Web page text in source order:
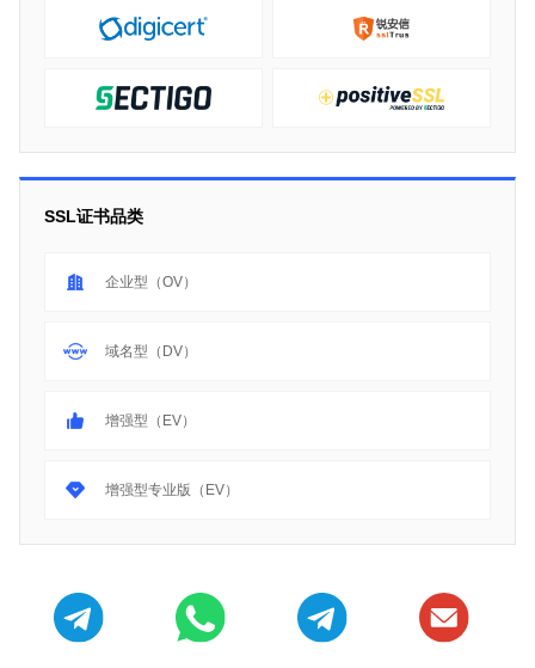
SSL证书品类
企业型（OV）
域名型（DV）
增强型（EV）
增强型专业版（EV）